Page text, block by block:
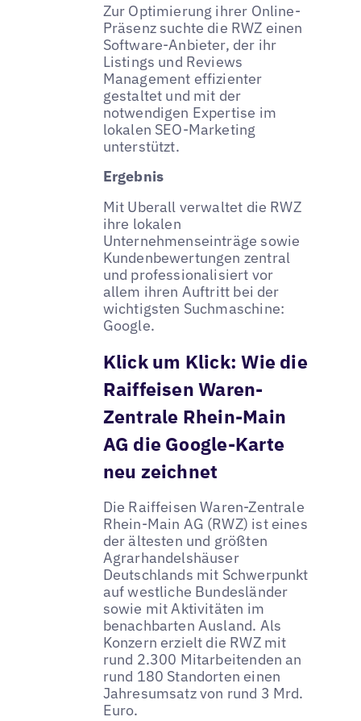
Zur Optimierung ihrer Online-
Präsenz suchte die RWZ einen
Software-Anbieter, der ihr
Listings und Reviews
Management effizienter
gestaltet und mit der
notwendigen Expertise im
lokalen SEO-Marketing
unterstützt.
Ergebnis
Mit Uberall verwaltet die RWZ
ihre lokalen
Unternehmenseinträge sowie
Kundenbewertungen zentral
und professionalisiert vor
allem ihren Auftritt bei der
wichtigsten Suchmaschine:
Google.
Klick um Klick: Wie die
Raiffeisen Waren-
Zentrale Rhein-Main
AG die Google-Karte
neu zeichnet
Die Raiffeisen Waren-Zentrale
Rhein-Main AG (RWZ) ist eines
der ältesten und größten
Agrarhandelshäuser
Deutschlands mit Schwerpunkt
auf westliche Bundesländer
sowie mit Aktivitäten im
benachbarten Ausland. Als
Konzern erzielt die RWZ mit
rund 2.300 Mitarbeitenden an
rund 180 Standorten einen
Jahresumsatz von rund 3 Mrd.
Euro.